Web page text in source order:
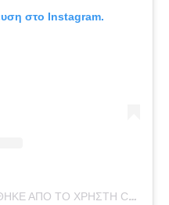
στο Instagram.
Η ΔΗΜΟΣΊΕΥΣΗ ΚΟΙΝΟΠΟΙΉΘΗΚΕ ΑΠΌ ΤΟ ΧΡΉΣΤΗ CARE BY THÉA (@CAREBYTHEA)